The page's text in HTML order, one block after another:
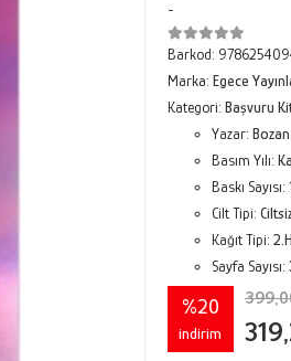
-
Barkod:
Marka: Egece
Kategori: Başvuru
Yazar:
Basım Yılı:
Baskı Sayısı:
Cilt Tipi:
Kağıt Tipi:
Sayfa Sayısı:
%20
indirim